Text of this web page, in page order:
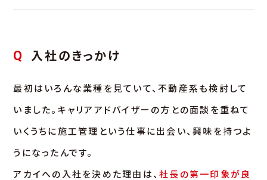
Q 入社のきっかけ
最初はいろんな業種を見ていて、不動産系も検討して
いました。キャリアアドバイザーの方との面談を重ねて
いくうちに施工管理という仕事に出会い、興味を持つよ
うになったんです。
アカイへの入社を決めた理由は、社長の第一印象が良